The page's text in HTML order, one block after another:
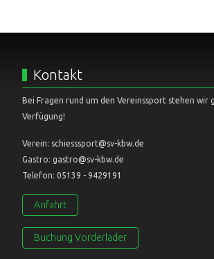
Kontakt
Bei Fragen rund um den Vereinssport stehen wir
Verfügung!
Verein: schiesssport@sv-kbw.de
Gastro: gastro@sv-kbw.de
Telefon: 05139 - 9429191
Anfahrt
Buchung Vorderlader